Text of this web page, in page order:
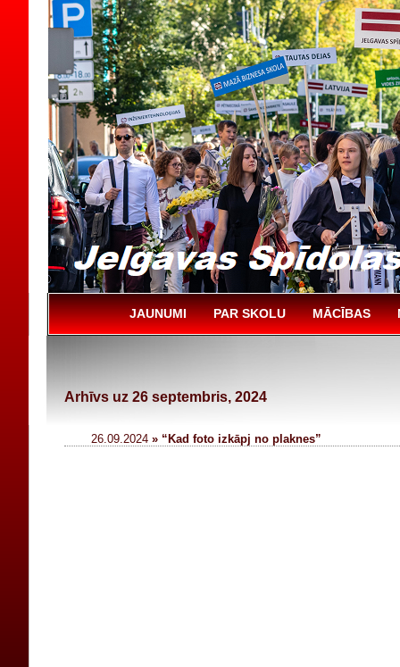
JAUNUMI PAR SKOLU MĀCĪBAS
Arhīvs uz 26 septembris, 2024
26.09.2024» “Kad foto izkāpj no plaknes”